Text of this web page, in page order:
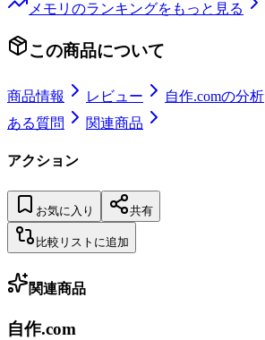
メモリ のランキングをもっと見る
この商品について
商品情報 レビュー 自作.comの分析
ある質問
関連商品
アクション
お気に入り 共有
比較リストに追加
関連商品
自作.com